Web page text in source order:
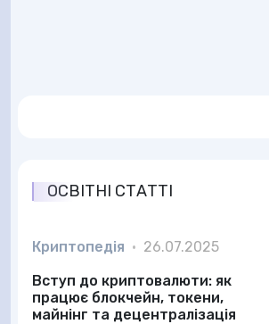
ОСВІТНІ СТАТТІ
Криптопедія • 26.07.2025
Вступ до криптовалюти: як
працює блокчейн, токени,
майнінг та децентралізація